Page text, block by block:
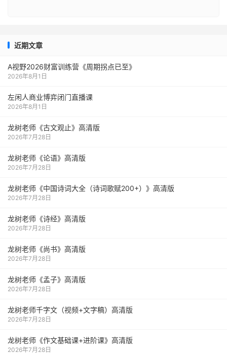
近期文章
A视野2026财富训练营《周期拐点已至》
2026年8月1日
左闲人商业博弈闭门直播课
2026年8月1日
龙树老师《古文观止》高清版
2026年7月28日
龙树老师《论语》高清版
2026年7月28日
龙树老师《中国诗词大全（诗词歌赋200+）》高清版
2026年7月28日
龙树老师《诗经》高清版
2026年7月28日
龙树老师《尚书》高清版
2026年7月28日
龙树老师《孟子》高清版
2026年7月28日
龙树老师千字文（视频+文字稿）高清版
2026年7月28日
龙树老师《作文基础课+进阶课》高清版
2026年7月28日